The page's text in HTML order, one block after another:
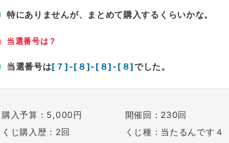
特にありませんが、まとめて購入するくらいかな。
当選番号は？
当選番号は[７]-[８]-[８]-[８]でした。
購入予算：5,000円
くじ購入歴：2回
開催回：230回
くじ種：当たるんです４